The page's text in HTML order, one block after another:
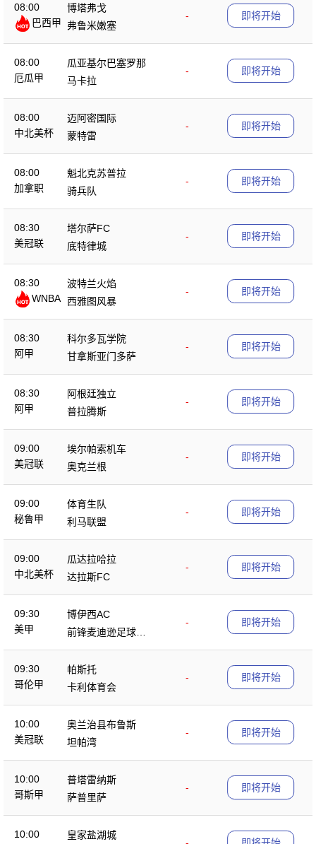
08:00
巴西甲
博塔弗戈
-
弗鲁米嫩塞
即将开始
08:00
厄瓜甲
瓜亚基尔巴塞罗那
-
马卡拉
即将开始
08:00
中北美杯
迈阿密国际
-
蒙特雷
即将开始
08:00
加拿职
魁北克苏普拉
-
骑兵队
即将开始
08:30
美冠联
塔尔萨FC
-
底特律城
即将开始
08:30
WNBA
波特兰火焰
-
西雅图风暴
即将开始
08:30
阿甲
科尔多瓦学院
-
甘拿斯亚门多萨
即将开始
08:30
阿甲
阿根廷独立
-
普拉腾斯
即将开始
09:00
美冠联
埃尔帕索机车
-
奥克兰根
即将开始
09:00
秘鲁甲
体育生队
-
利马联盟
即将开始
09:00
中北美杯
瓜达拉哈拉
-
达拉斯FC
即将开始
09:30
美甲
博伊西AC
-
前锋麦迪逊足球俱
乐部
即将开始
09:30
哥伦甲
帕斯托
-
卡利体育会
即将开始
10:00
美冠联
奥兰治县布鲁斯
-
坦帕湾
即将开始
10:00
哥斯甲
普塔雷纳斯
-
萨普里萨
即将开始
10:00
皇家盐湖城